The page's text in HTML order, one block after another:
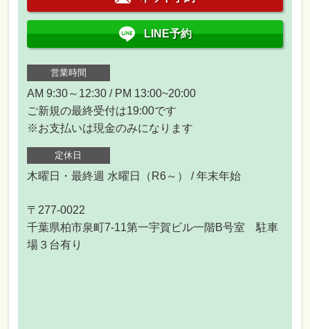
LINE予約
営業時間
AM 9:30～12:30 / PM 13:00~20:00
ご新規の最終受付は19:00です
※お支払いは現金のみになります
定休日
木曜日・最終週 水曜日（R6～） / 年末年始
〒277-0022
千葉県柏市泉町7-11第一宇賀ビル一階B号室 駐車
場３台有り